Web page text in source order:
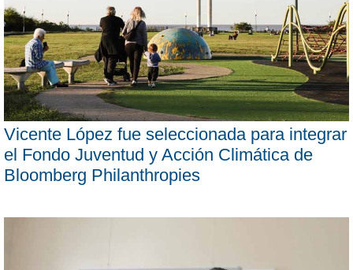
Vicente López fue seleccionada para integrar
el Fondo Juventud y Acción Climática de
Bloomberg Philanthropies